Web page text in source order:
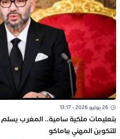
26 يوليو 2026 - 13:17
بتعليمات ملكية سامية.. المغرب
للتكوين المهني بباماكو